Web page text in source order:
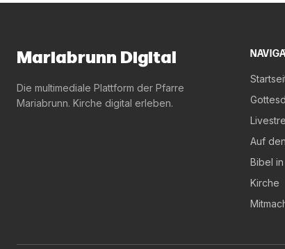
Mariabrunn Digital
Die multimediale Plattform der Pfarre
Mariabrunn. Kirche digital erleben.
Auf
Bibel
Kirche